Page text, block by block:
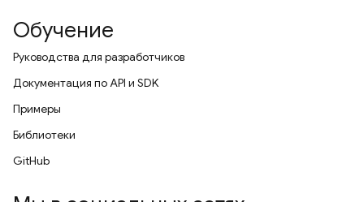
Обучение
Руководства для разработчиков
Документация по API и SDK
Примеры
Библиотеки
GitHub